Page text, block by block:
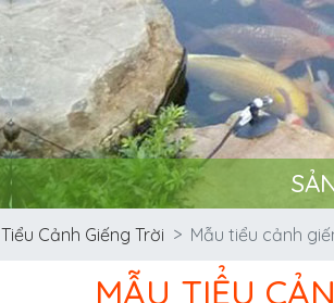
Tiểu Cảnh Giếng Trời Mẫu tiểu cảnh
MẪU TIỂU